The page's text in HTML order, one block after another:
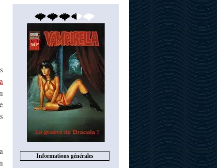
Informations générales